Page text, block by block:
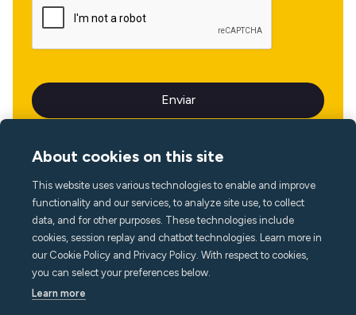
Idioma
About cookies on this site
This website uses various technologies to enable and improve
functionality and our services, to analyze site use, to collect
data, and for other purposes. These technologies include
cookies, session replay and chatbot technologies. Learn more in
our Cookie Policy and Privacy Policy. With respect to cookies,
you can select your preferences below.
Learn more